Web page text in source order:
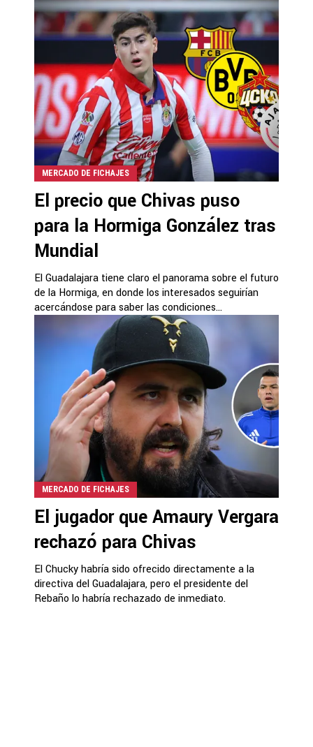
MERCADO DE FICHAJES
El precio que Chivas puso
para la Hormiga González tras
Mundial
El Guadalajara tiene claro el panorama sobre el futuro
de la Hormiga, en donde los interesados seguirían
acercándose para saber las condiciones...
MERCADO DE FICHAJES
El jugador que Amaury Vergara
rechazó para Chivas
El Chucky habría sido ofrecido directamente a la
directiva del Guadalajara, pero el presidente del
Rebaño lo habría rechazado de inmediato.